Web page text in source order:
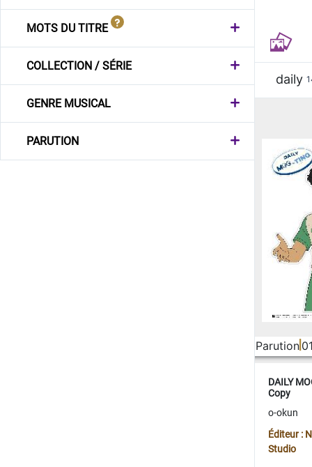
MOTS DU TITRE
COLLECTION / SÉRIE
GENRE MUSICAL
PARUTION
daily
Parution
DAILY
Copy
o-okun
Éditeur :
Studio